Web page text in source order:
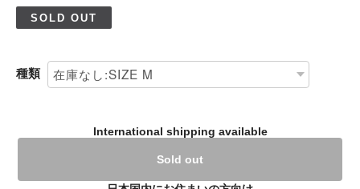
SOLD OUT
種類
International shipping available
Sold out